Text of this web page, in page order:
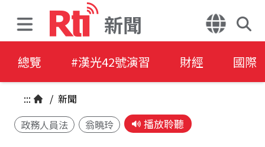
新聞
總覽 #漢光42號演習 財經 國際
::: / 新聞
政務人員法
翁曉玲 播放聆聽